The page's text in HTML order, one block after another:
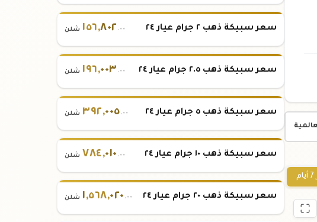
سعر سبيكة ذهب ٢ جرام عيار ٢٤ ١٥٦,٨٠٢ .٠٠ شلن
سعر سبيكة ذهب ٢.٥ جرام عيار ٢٤ ١٩٦,٠٠٣ .٠٠ شلن
سعر سبيكة ذهب ٥ جرام عيار ٢٤ ٣٩٢,٠٠٥.٠٠ شلن
سعر سبيكة ذهب ١٠ جرام عيار ٢٤ ٧٨٤,٠١٠ .٠٠ شلن
سعر سبيكة ذهب ٢٠ جرام عيار ٢٤ ١,٥٦٨,٠٢٠ .٠٠ شلن